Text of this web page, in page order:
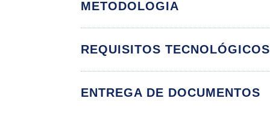
Composição do
no Brasil
METODOLOGIA
REQUISITOS TECNOLÓGICOS
ENTREGA DE DOCUMENTOS